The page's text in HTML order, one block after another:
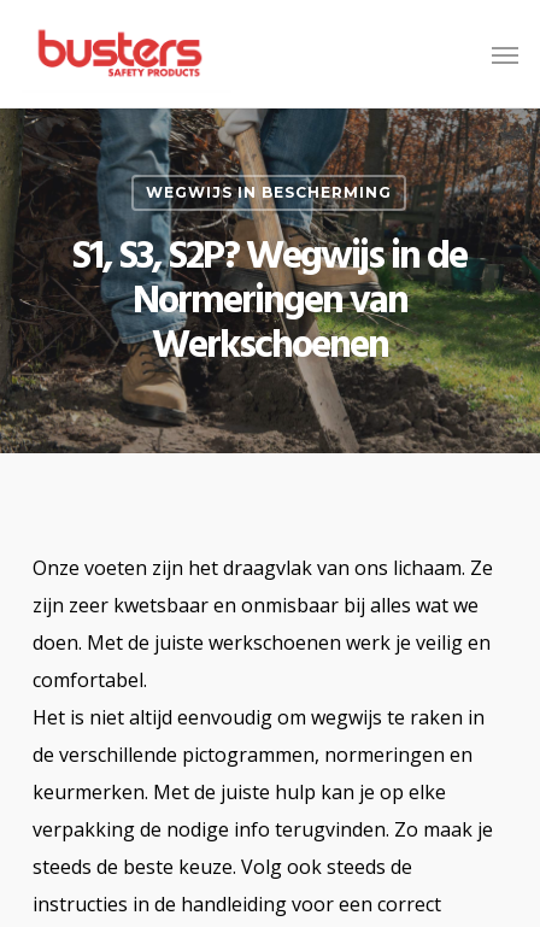
content
WEGWIJS IN BESCHERMING
S1, S3, S2P? Wegwijs in de
Normeringen van
Werkschoenen
Onze voeten zijn het draagvlak van ons lichaam. Ze
zijn zeer kwetsbaar en onmisbaar bij alles wat we
doen. Met de juiste werkschoenen werk je veilig en
comfortabel.
Het is niet altijd eenvoudig om wegwijs te raken in
de verschillende pictogrammen, normeringen en
keurmerken. Met de juiste hulp kan je op elke
verpakking de nodige info terugvinden. Zo maak je
steeds de beste keuze. Volg ook steeds de
instructies in de handleiding voor een correct